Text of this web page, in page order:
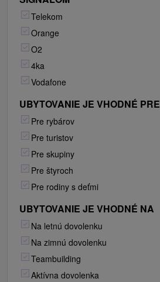
Telekom
Orange
O2
4ka
Vodafone
UBYTOVANIE JE VHODNÉ PRE
Pre rybárov
Pre turistov
Pre skupiny
Pre štyroch
Pre rodiny s deťmi
UBYTOVANIE JE VHODNÉ NA
Na letnú dovolenku
Na zimnú dovolenku
Teambuilding
Aktívna dovolenka